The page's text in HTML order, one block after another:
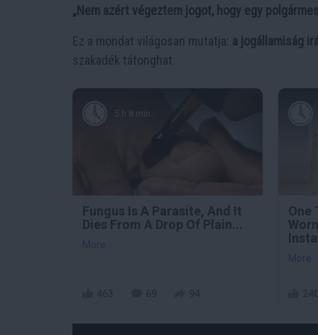
„Nem azért végeztem jogot, hogy egy
Ez a mondat világosan mutatja: a jogállamiság
szakadék tátonghat.
5 h 8 min
Fungus Is A Parasite, And It
Dies From A Drop Of Plain...
More
One
More